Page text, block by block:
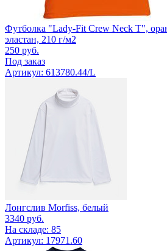
Футболка "Lady-Fit Crew Neck T",
эластан, 210 г/м2
250 руб.
Под заказ
Артикул: 613780.44/L
Лонгслив Morfiss, белый
3340 руб.
На складе: 85
Артикул: 17971.60